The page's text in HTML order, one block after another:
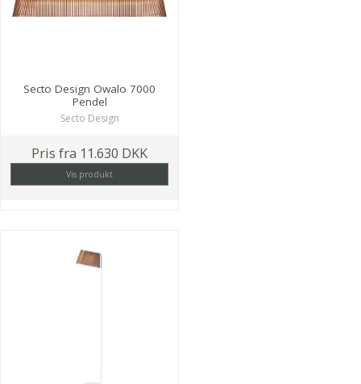
Secto Design Owalo 7000
Pendel
Secto Design
Pris fra 11.630 DKK
Vis produkt